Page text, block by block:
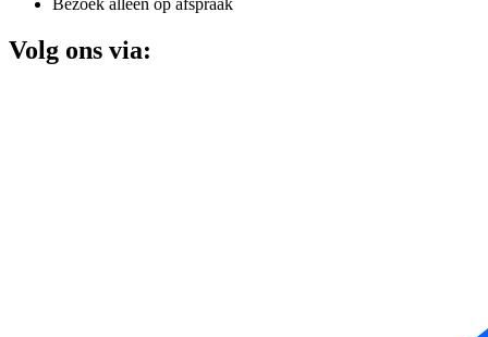
Bezoek alleen op afspraak
Volg ons via: